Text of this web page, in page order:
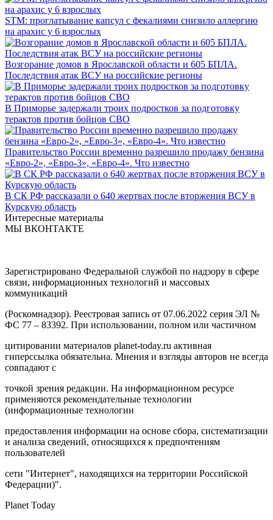
STM: проглатывание капсул с фекалиями снизило аллергию
на арахис у 6 взрослых
Возгорание домов в Ярославской области и 605 БПЛА.
Последствия атак ВСУ на российские регионы
В Приморье задержали троих подростков за подготовку
терактов против бойцов СВО
Правительство России временно разрешило продажу бензина
«Евро-2», «Евро-3», «Евро-4». Что известно
В СК РФ рассказали о 640 жертвах после вторжения ВСУ в
Курскую область
Интересные материалы
МЫ ВКОНТАКТЕ
Зарегистрировано Федеральной службой по надзору в сфере
связи, информационных технологий и массовых
коммуникаций
(Роскомнадзор). Реестровая запись от 07.06.2022 серия ЭЛ №
ФС 77 – 83392. При использовании, полном или частичном
цитировании материалов planet-today.ru активная
гиперссылка обязательна. Мнения и взгляды авторов не всегда
совпадают с
точкой зрения редакции. На информационном ресурсе
применяются рекомендательные технологии
(информационные технологии
предоставления информации на основе сбора, систематизации
и анализа сведений, относящихся к предпочтениям
пользователей
сети "Интернет", находящихся на территории Российской
Федерации)".
Planet Today